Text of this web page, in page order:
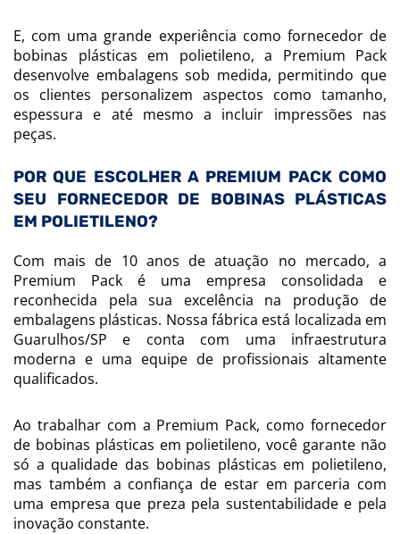
E, com uma grande experiência como fornecedor de
bobinas plásticas em polietileno, a Premium Pack
desenvolve embalagens sob medida, permitindo que
os clientes personalizem aspectos como tamanho,
espessura e até mesmo a incluir impressões nas
peças.
POR QUE ESCOLHER A PREMIUM PACK COMO
SEU FORNECEDOR DE BOBINAS PLÁSTICAS
EM POLIETILENO?
Com mais de 10 anos de atuação no mercado, a
Premium Pack é uma empresa consolidada e
reconhecida pela sua excelência na produção de
embalagens plásticas. Nossa fábrica está localizada em
Guarulhos/SP e conta com uma infraestrutura
moderna e uma equipe de profissionais altamente
qualificados.
Ao trabalhar com a Premium Pack, como fornecedor
de bobinas plásticas em polietileno, você garante não
só a qualidade das bobinas plásticas em polietileno,
mas também a confiança de estar em parceria com
uma empresa que preza pela sustentabilidade e pela
inovação constante.